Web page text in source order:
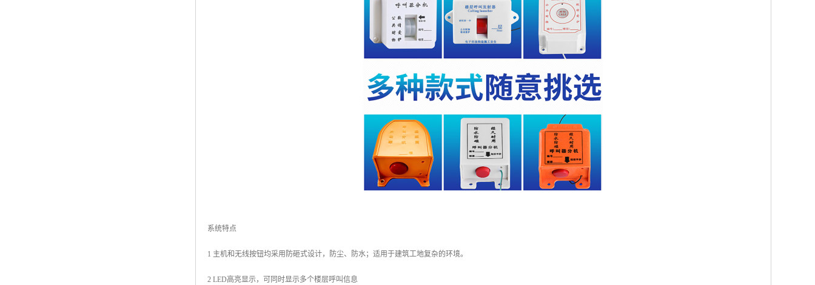
系统特点
1 主机和无线按钮均采用防砸式设计，防尘、防水；适用于建筑工地复杂的环境。
2 LED高亮显示，可同时显示多个楼层呼叫信息